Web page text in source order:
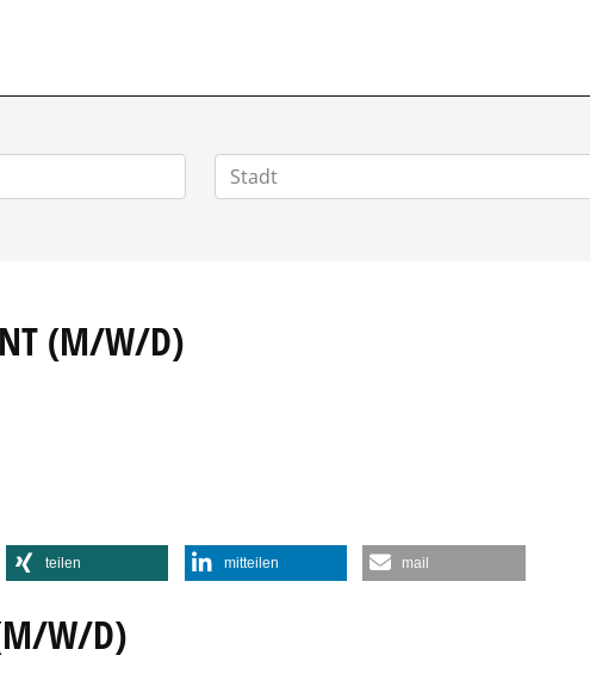
(M/W/D)
teilen mitteilen mail
(M/W/D)